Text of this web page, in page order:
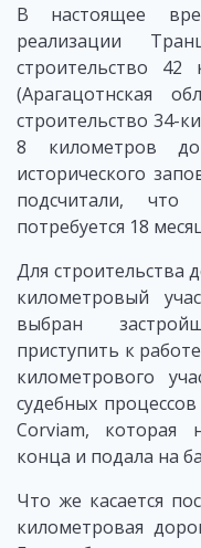
В настоящее
реализации
строительство
(Арагацотнская
строительство 34-
8 километров
исторического
подсчитали, что
потребуется 18
Для строительства
километровый
выбран
приступить к
километрового
судебных
Corviam, которая
конца и подала на
Что же касается
километровая